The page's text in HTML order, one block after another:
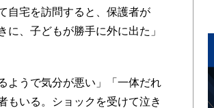
自宅を訪問すると、保護者が
に、子どもが勝手に外に出た」
ようで気分が悪い」「一体だれ
もいる。ショックを受けて泣き